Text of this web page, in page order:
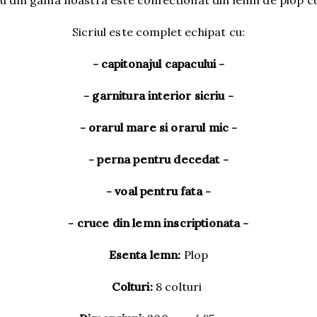
Sicriul este complet echipat cu:
- capitonajul capacului -
- garnitura interior sicriu -
- orarul mare si orarul mic -
- perna pentru decedat -
- voal pentru fata -
- cruce din lemn inscriptionata -
Esenta lemn: Plop
Colturi:8 colturi